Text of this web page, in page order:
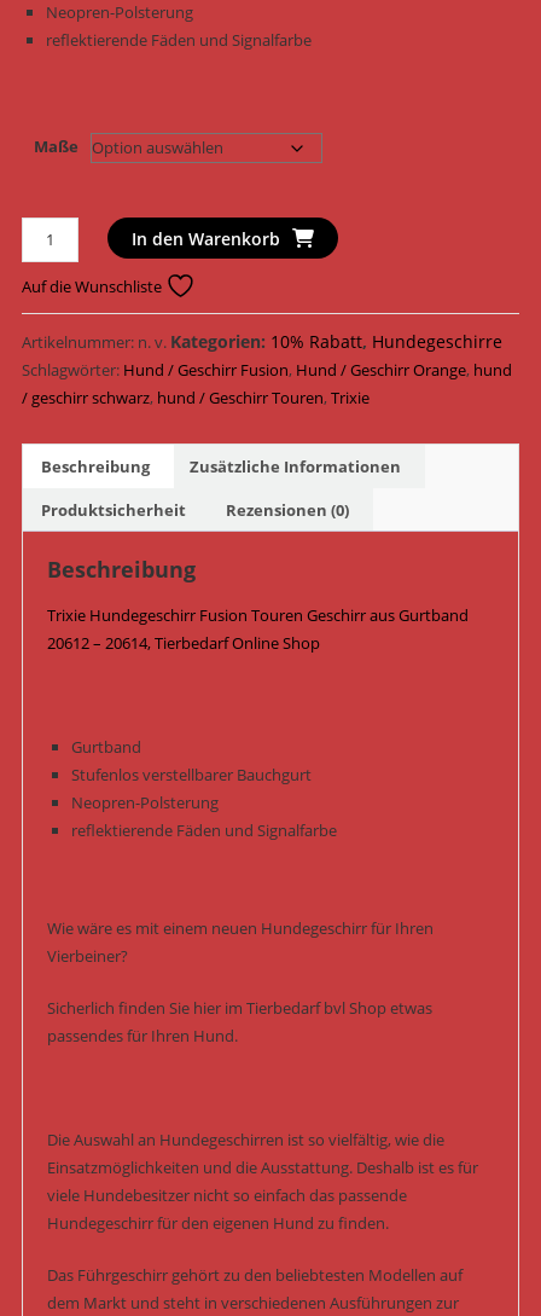
Neopren-Polsterung
reflektierende Fäden und Signalfarbe
Maße
Trixie
Hundegeschirr
Fusion
Touren
Geschirr
Gurtband
20612
20614
Schwarz/Orange
Menge
In den Warenkorb
Auf die Wunschliste
Artikelnummer: n. v. Kategorien: 10% Rabatt, Hundegeschirre
Schlagwörter: Hund / Geschirr Fusion, Hund / Geschirr Orange, hund
/ geschirr schwarz, hund / Geschirr Touren,Trixie
Beschreibung
Zusätzliche Informationen
Produktsicherheit
Rezensionen (0)
Beschreibung
Trixie Hundegeschirr Fusion Touren Geschirr aus Gurtband
20612 – 20614, Tierbedarf Online Shop
Gurtband
Stufenlos verstellbarer Bauchgurt
Neopren-Polsterung
reflektierende Fäden und Signalfarbe
Wie wäre es mit einem neuen Hundegeschirr für Ihren
Vierbeiner?
Sicherlich finden Sie hier im Tierbedarf bvl Shop etwas
passendes für Ihren Hund.
Die Auswahl an Hundegeschirren ist so vielfältig, wie die
Einsatzmöglichkeiten und die Ausstattung. Deshalb ist es für
viele Hundebesitzer nicht so einfach das passende
Hundegeschirr für den eigenen Hund zu finden.
Das Führgeschirr gehört zu den beliebtesten Modellen auf
dem Markt und steht in verschiedenen Ausführungen zur